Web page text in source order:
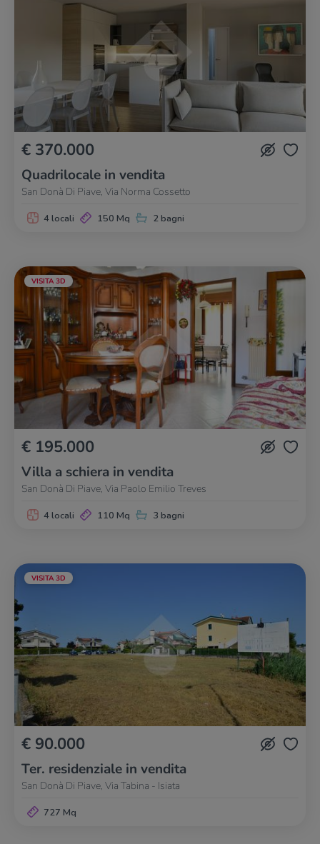
€ 370.000
Quadrilocale in vendita
San Donà Di Piave, Via Norma Cossetto
4 locali 150 Mq 2 bagni
VISITA 3D
€ 195.000
Villa a schiera in vendita
San Donà Di Piave, Via Paolo Emilio Treves
4 locali 110 Mq 3 bagni
VISITA 3D
€ 90.000
Ter. residenziale in vendita
San Donà Di Piave, Via Tabina - Isiata
727 Mq